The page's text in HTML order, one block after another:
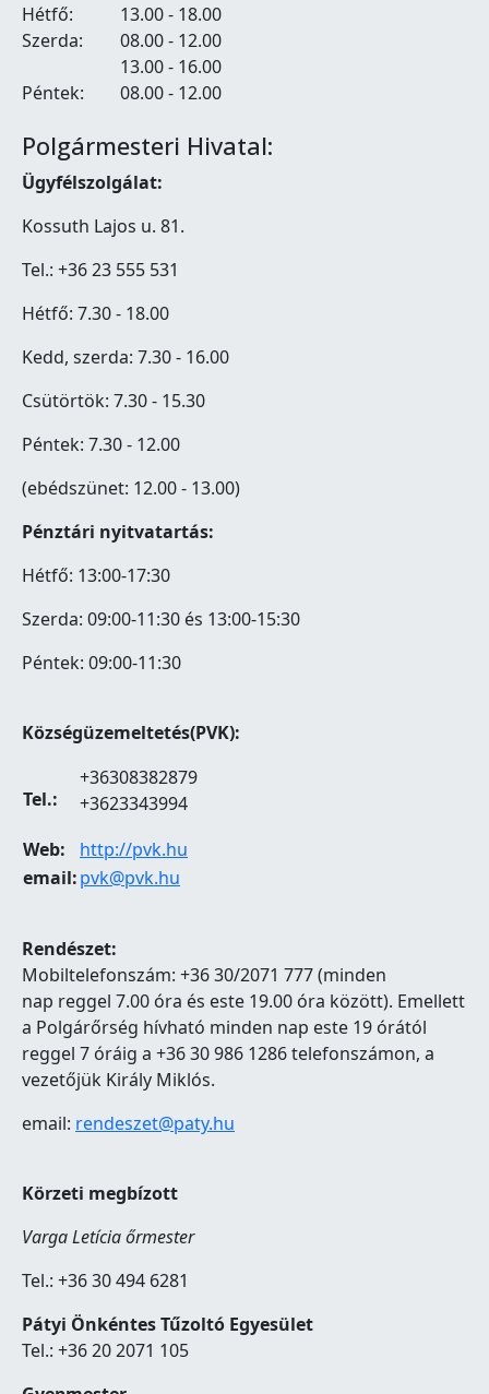
Hétfő:
13.00 - 18.00
Szerda:
08.00 - 12.00
13.00 - 16.00
Péntek:
08.00 - 12.00
Polgármesteri Hivatal:
Ügyfélszolgálat:
Kossuth Lajos u. 81.
Tel.: +36 23 555 531
Hétfő: 7.30 - 18.00
Kedd, szerda: 7.30 - 16.00
Csütörtök: 7.30 - 15.30
Péntek: 7.30 - 12.00
(ebédszünet: 12.00 - 13.00)
Pénztári nyitvatartás:
Hétfő: 13:00-17:30
Szerda: 09:00-11:30 és 13:00-15:30
Péntek: 09:00-11:30
Községüzemeltetés(PVK):
Tel.:
+36308382879
+3623343994
Web:
http://pvk.hu
email:pvk@pvk.hu
Rendészet:
Mobiltelefonszám: +36 30/2071 777 (minden
nap reggel 7.00 óra és este 19.00 óra között). Emellett
a Polgárőrség hívható minden nap este 19 órától
reggel 7 óráig a +36 30 986 1286 telefonszámon, a
vezetőjük Király Miklós.
email: rendeszet@paty.hu
Körzeti megbízott
Varga Letícia őrmester
Tel.: +36 30 494 6281
Pátyi Önkéntes Tűzoltó Egyesület
Tel.: +36 20 2071 105